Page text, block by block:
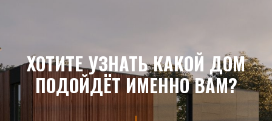
ХОТИТЕ УЗНАТЬ КАКОЙ ДОМ
ПОДОЙДЁТ ИМЕННО ВАМ?